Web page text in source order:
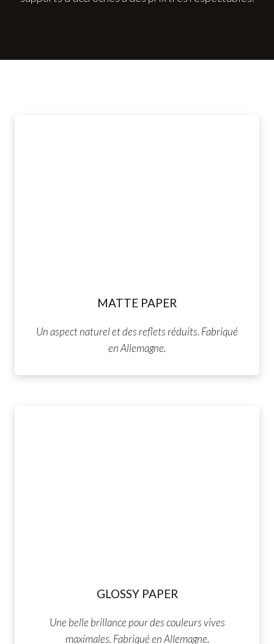
MATTE PAPER
Un aspect naturel et des reflets réduits. Fabriqué
en Allemagne.
GLOSSY PAPER
Une belle brillance pour des couleurs vives
maximales. Fabriqué en Allemagne.